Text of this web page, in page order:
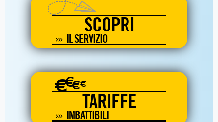
SCOPRI
IL SERVIZIO
€€€€
TARIFFE
IMBATTIBILI